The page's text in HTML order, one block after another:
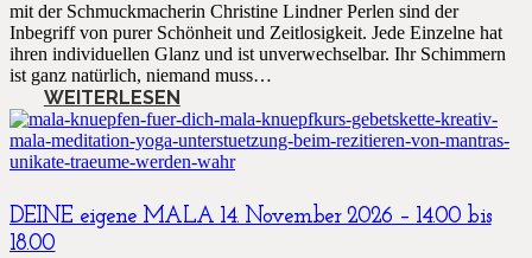
mit der Schmuckmacherin Christine Lindner Perlen sind der
Inbegriff von purer Schönheit und Zeitlosigkeit. Jede Einzelne hat
ihren individuellen Glanz und ist unverwechselbar. Ihr Schimmern
ist ganz natürlich, niemand muss…
WEITERLESEN
DEINE eigene MALA 14. November 2026 – 14.00 bis
18.00